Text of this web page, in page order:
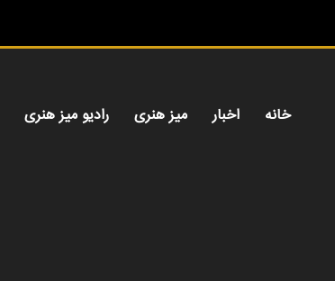
خانه اخبار میز هنری رادیو میز هنری